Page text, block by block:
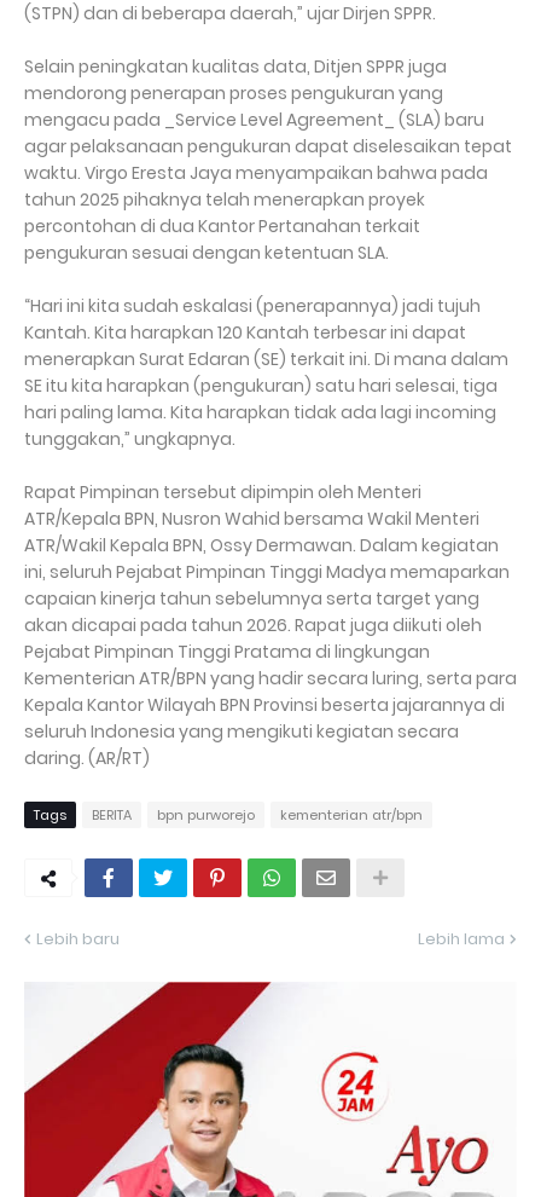
(STPN) dan di beberapa daerah,” ujar Dirjen SPPR.
Selain peningkatan kualitas data, Ditjen SPPR juga
mendorong penerapan proses pengukuran yang
mengacu pada _Service Level Agreement_ (SLA) baru
agar pelaksanaan pengukuran dapat diselesaikan tepat
waktu. Virgo Eresta Jaya menyampaikan bahwa pada
tahun 2025 pihaknya telah menerapkan proyek
percontohan di dua Kantor Pertanahan terkait
pengukuran sesuai dengan ketentuan SLA.
“Hari ini kita sudah eskalasi (penerapannya) jadi tujuh
Kantah. Kita harapkan 120 Kantah terbesar ini dapat
menerapkan Surat Edaran (SE) terkait ini. Di mana dalam
SE itu kita harapkan (pengukuran) satu hari selesai, tiga
hari paling lama. Kita harapkan tidak ada lagi incoming
tunggakan,” ungkapnya.
Rapat Pimpinan tersebut dipimpin oleh Menteri
ATR/Kepala BPN, Nusron Wahid bersama Wakil Menteri
ATR/Wakil Kepala BPN, Ossy Dermawan. Dalam kegiatan
ini, seluruh Pejabat Pimpinan Tinggi Madya memaparkan
capaian kinerja tahun sebelumnya serta target yang
akan dicapai pada tahun 2026. Rapat juga diikuti oleh
Pejabat Pimpinan Tinggi Pratama di lingkungan
Kementerian ATR/BPN yang hadir secara luring, serta para
Kepala Kantor Wilayah BPN Provinsi beserta jajarannya di
seluruh Indonesia yang mengikuti kegiatan secara
daring. (AR/RT)
Tags BERITA bpn purworejo kementerian atr/bpn
Lebih baru Lebih lama